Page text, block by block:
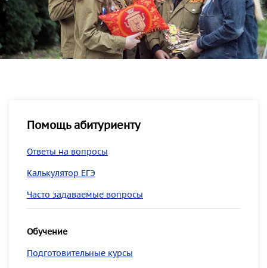
Помощь абитуриенту
Ответы на вопросы
Калькулятор ЕГЭ
Часто задаваемые вопросы
Обучение
Подготовительные курсы